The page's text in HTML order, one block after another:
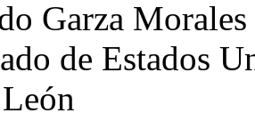
Garza
de Estados